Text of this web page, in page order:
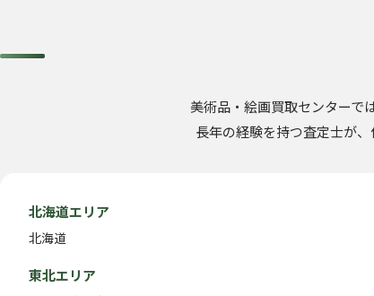
美術品・絵画買取センターで
長年の経験を持つ査定士が
北海道エリア
北海道
東北エリア